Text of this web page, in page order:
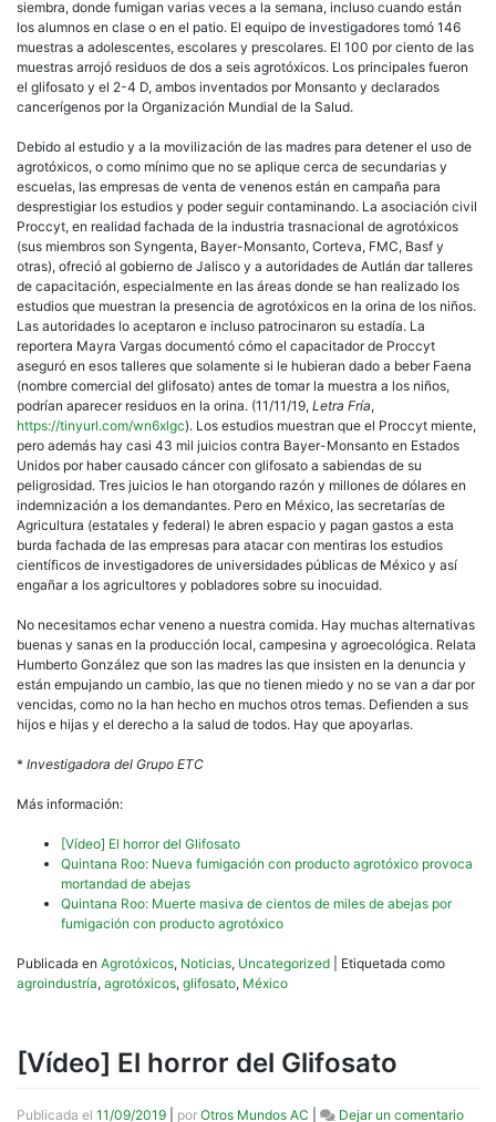
siembra, donde fumigan varias veces a la semana, incluso cuando están
los alumnos en clase o en el patio. El equipo de investigadores tomó 146
muestras a adolescentes, escolares y prescolares. El 100 por ciento de las
muestras arrojó residuos de dos a seis agrotóxicos. Los principales fueron
el glifosato y el 2-4 D, ambos inventados por Monsanto y declarados
cancerígenos por la Organización Mundial de la Salud.
Debido al estudio y a la movilización de las madres para detener el uso de
agrotóxicos, o como mínimo que no se aplique cerca de secundarias y
escuelas, las empresas de venta de venenos están en campaña para
desprestigiar los estudios y poder seguir contaminando. La asociación civil
Proccyt, en realidad fachada de la industria trasnacional de agrotóxicos
(sus miembros son Syngenta, Bayer-Monsanto, Corteva, FMC, Basf y
otras), ofreció al gobierno de Jalisco y a autoridades de Autlán dar talleres
de capacitación, especialmente en las áreas donde se han realizado los
estudios que muestran la presencia de agrotóxicos en la orina de los niños.
Las autoridades lo aceptaron e incluso patrocinaron su estadía. La
reportera Mayra Vargas documentó cómo el capacitador de Proccyt
aseguró en esos talleres que solamente si le hubieran dado a beber Faena
(nombre comercial del glifosato) antes de tomar la muestra a los niños,
podrían aparecer residuos en la orina. (11/11/19, Letra Fría,
https://tinyurl.com/wn6xlgc). Los estudios muestran que el Proccyt miente,
pero además hay casi 43 mil juicios contra Bayer-Monsanto en Estados
Unidos por haber causado cáncer con glifosato a sabiendas de su
peligrosidad. Tres juicios le han otorgando razón y millones de dólares en
indemnización a los demandantes. Pero en México, las secretarías de
Agricultura (estatales y federal) le abren espacio y pagan gastos a esta
burda fachada de las empresas para atacar con mentiras los estudios
científicos de investigadores de universidades públicas de México y así
engañar a los agricultores y pobladores sobre su inocuidad.
No necesitamos echar veneno a nuestra comida. Hay muchas alternativas
buenas y sanas en la producción local, campesina y agroecológica. Relata
Humberto González que son las madres las que insisten en la denuncia y
están empujando un cambio, las que no tienen miedo y no se van a dar por
vencidas, como no la han hecho en muchos otros temas. Defienden a sus
hijos e hijas y el derecho a la salud de todos. Hay que apoyarlas.
* Investigadora del Grupo ETC
Más información:
[Vídeo] El horror del Glifosato
Quintana Roo: Nueva fumigación con producto agrotóxico provoca
mortandad de abejas
Quintana Roo: Muerte masiva de cientos de miles de abejas por
fumigación con producto agrotóxico
Publicada en Agrotóxicos, Noticias, Uncategorized
Etiquetada como
agroindustría, agrotóxicos, glifosato, México
[Vídeo] El horror del Glifosato
Publicada el 11/09/2019 por Otros Mundos AC Dejar un comentarioen